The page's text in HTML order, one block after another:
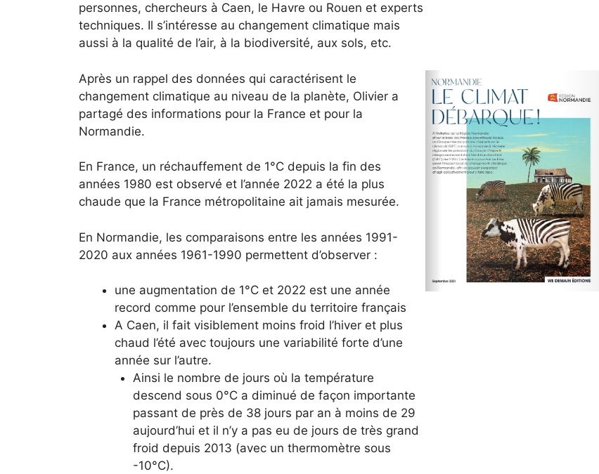
personnes, chercheurs à Caen, le Havre ou Rouen et experts
techniques. Il s’intéresse au changement climatique mais
aussi à la qualité de l’air, à la biodiversité, aux sols, etc.
Après un rappel des données qui caractérisent le
changement climatique au niveau de la planète, Olivier a
partagé des informations pour la France et pour la
Normandie.
En France, un réchauffement de 1°C depuis la fin des
années 1980 est observé et l’année 2022 a été la plus
chaude que la France métropolitaine ait jamais mesurée.
En Normandie, les comparaisons entre les années 1991-
2020 aux années 1961-1990 permettent d’observer :
une augmentation de 1°C et 2022 est une année
record comme pour l’ensemble du territoire français
A Caen, il fait visiblement moins froid l’hiver et plus
chaud l’été avec toujours une variabilité forte d’une
année sur l’autre.
Ainsi le nombre de jours où la température
descend sous 0°C a diminué de façon importante
passant de près de 38 jours par an à moins de 29
aujourd’hui et il n’y a pas eu de jours de très grand
froid depuis 2013 (avec un thermomètre sous
-10°C).